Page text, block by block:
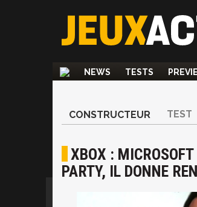
NEWS TESTS
CONSTRUCTEUR TEST
XBOX : MICROSOFT
PARTY, IL DONNE